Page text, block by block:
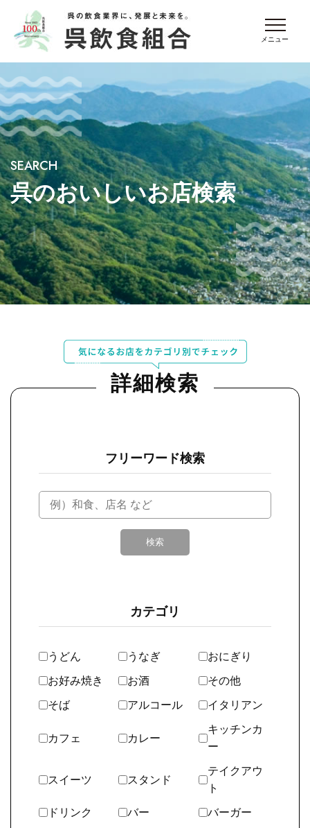
SEARCH
呉のおいしいお店検索
詳細検索
フリーワード検索
検索
カテゴリ
うどん うなぎ おにぎり
お好み焼き お酒 その他
そば アルコール イタリアン
カフェ カレー
キッチンカ
ー
スイーツ スタンド
テイクアウ
ト
ドリンク バー バーガー